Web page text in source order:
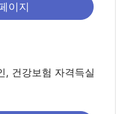
이지
, 건강보험 자격득실